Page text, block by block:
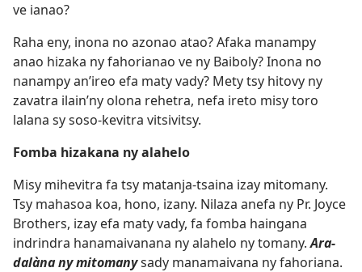
ve ianao?
Raha eny, inona no azonao atao? Afaka manampy
anao hizaka ny fahorianao ve ny Baiboly? Inona no
nanampy an’ireo efa maty vady? Mety tsy hitovy ny
zavatra ilain’ny olona rehetra, nefa ireto misy toro
lalana sy soso-kevitra vitsivitsy.
Fomba hizakana ny alahelo
Misy mihevitra fa tsy matanja-tsaina izay mitomany.
Tsy mahasoa koa, hono, izany. Nilaza anefa ny Pr. Joyce
Brothers, izay efa maty vady, fa fomba haingana
indrindra hanamaivanana ny alahelo ny tomany.Ara-
dalàna ny mitomanysady manamaivana ny fahoriana.